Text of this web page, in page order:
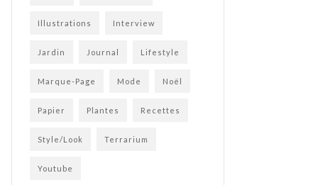
Illustrations Interview
Jardin Journal Lifestyle
Marque-Page Mode Noël
Papier Plantes Recettes
Style/Look Terrarium
Youtube